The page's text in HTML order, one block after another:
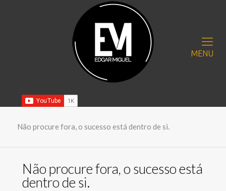
MENU
Não procure fora, o sucesso está dentro de si.
Não procure fora, o sucesso está
dentro de si.